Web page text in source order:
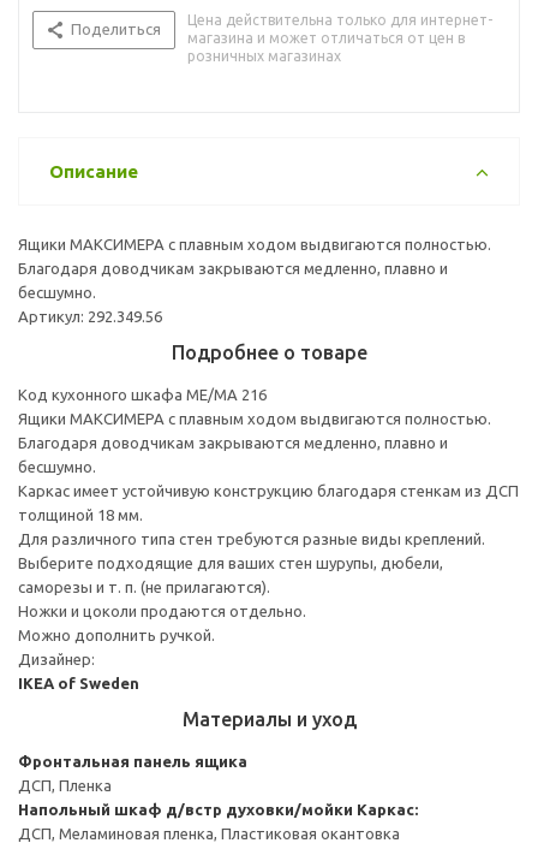
Поделиться
Цена действительна только для интернет-
магазина и может отличаться от цен в
розничных магазинах
Описание
Ящики МАКСИМЕРА с плавным ходом выдвигаются полностью.
Благодаря доводчикам закрываются медленно, плавно и
бесшумно.
Артикул: 292.349.56
Подробнее о товаре
Код кухонного шкафа ME/MA 216
Ящики МАКСИМЕРА с плавным ходом выдвигаются полностью.
Благодаря доводчикам закрываются медленно, плавно и
бесшумно.
Каркас имеет устойчивую конструкцию благодаря стенкам из ДСП
толщиной 18 мм.
Для различного типа стен требуются разные виды креплений.
Выберите подходящие для ваших стен шурупы, дюбели,
саморезы и т. п. (не прилагаются).
Ножки и цоколи продаются отдельно.
Можно дополнить ручкой.
Дизайнер:
IKEA of Sweden
Материалы и уход
Фронтальная панель ящика
ДСП, Пленка
Напольный шкаф д/встр духовки/мойки Каркас:
ДСП, Меламиновая пленка, Пластиковая окантовка